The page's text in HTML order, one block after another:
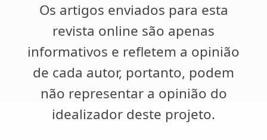
Os artigos enviados para esta
revista online são apenas
informativos e refletem a opinião
de cada autor, portanto, podem
não representar a opinião do
idealizador deste projeto.